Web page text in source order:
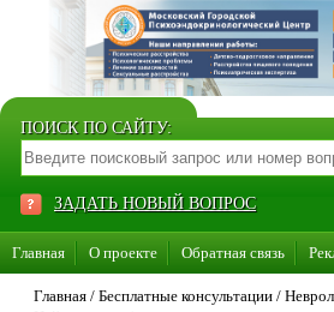
ПОИСК ПО САЙТУ:
ЗАДАТЬ НОВЫЙ ВОПРОС
Главная О проекте Обратная связь
Стать консультантом нашего сайта
Главная / Бесплатные консультации /